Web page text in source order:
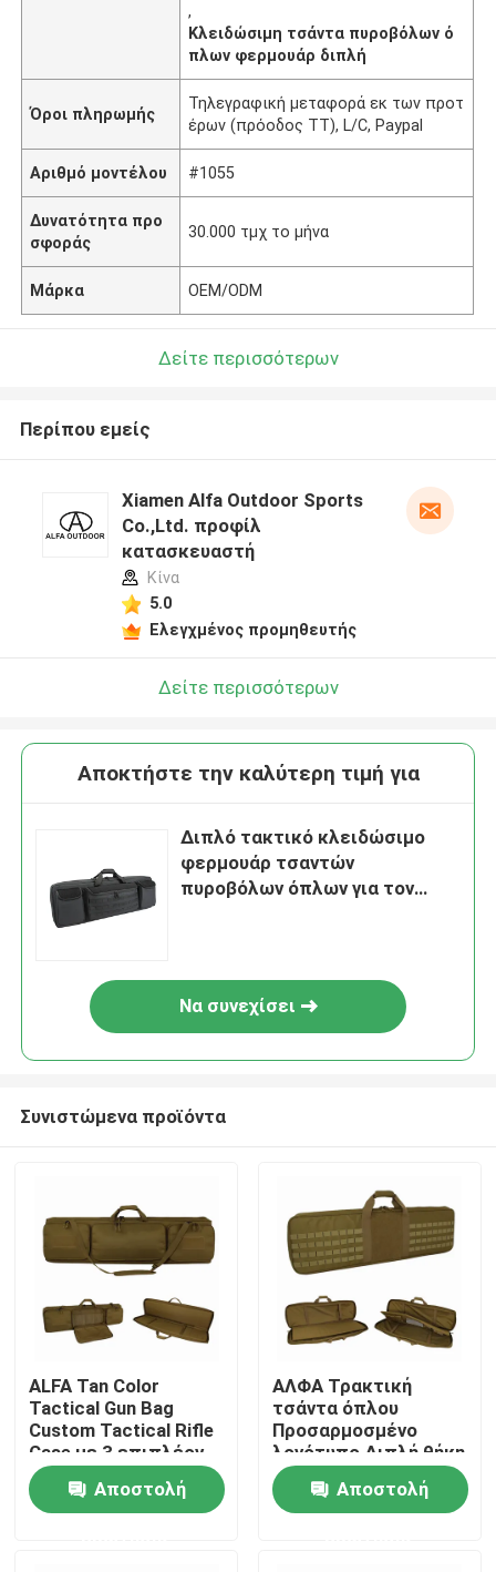
Σπίτι
Προϊόντα
,
Κλειδώσιμη τσάντα πυροβόλων ό
πλων φερμουάρ διπλή
Όροι πληρωμής
Τηλεγραφική μεταφορά εκ των προτ
έρων (πρόοδος TT), L/C, Paypal
Αριθμό μοντέλου #1055
Δυνατότητα προ
σφοράς
30.000 τμχ το μήνα
Μάρκα OEM/ODM
Δείτε περισσότερων
Περίπου εμείς
Xiamen Alfa Outdoor Sports
Co.,Ltd. προφίλ
κατασκευαστή
Κίνα
5.0
Ελεγχμένος προμηθευτής
Δείτε περισσότερων
Αποκτήστε την καλύτερη τιμή για
Διπλό τακτικό κλειδώσιμο
φερμουάρ τσαντών
πυροβόλων όπλων για τον
Να συνεχίσει
Συνιστώμενα προϊόντα
ALFA Tan Color
Tactical Gun Bag
Custom Tactical Rifle
Case με 3 επιπλέον
γουρούνια για
σκοποβολή από
απόσταση και κυνήγι
Αποστολή
ΑΛΦΑ Τρακτική
τσάντα όπλου
Προσαρμοσμένο
λογότυπο Διπλή θήκη
τουφέκι με σύστημα
MOLLE για
πυροβολισμό και
Αποστολή